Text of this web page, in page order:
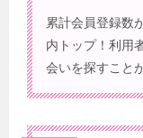
累計会員登録数
内トップ！利用
会いを探すこと